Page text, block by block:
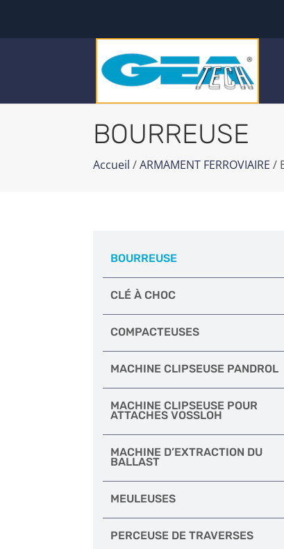
BOURREUSE
Accueil /ARMAMENT FERROVIAIRE /
BOURREUSE
CLÉ À CHOC
COMPACTEUSES
MACHINE CLIPSEUSE PANDROL
MACHINE CLIPSEUSE POUR
ATTACHES VOSSLOH
MACHINE D’EXTRACTION DU
BALLAST
MEULEUSES
PERCEUSE DE TRAVERSES